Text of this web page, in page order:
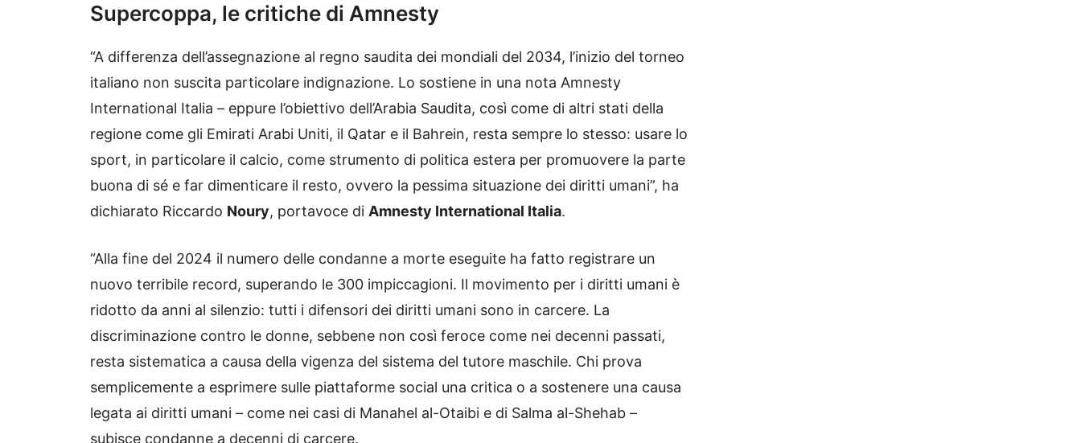
Supercoppa, le critiche di Amnesty
“A differenza dell’assegnazione al regno saudita dei mondiali del 2034, l’inizio del torneo
italiano non suscita particolare indignazione. Lo sostiene in una nota Amnesty
International Italia – eppure l’obiettivo dell’Arabia Saudita, così come di altri stati della
regione come gli Emirati Arabi Uniti, il Qatar e il Bahrein, resta sempre lo stesso: usare lo
sport, in particolare il calcio, come strumento di politica estera per promuovere la parte
buona di sé e far dimenticare il resto, ovvero la pessima situazione dei diritti umani”, ha
dichiarato Riccardo Noury, portavoce di Amnesty International Italia.
“Alla fine del 2024 il numero delle condanne a morte eseguite ha fatto registrare un
nuovo terribile record, superando le 300 impiccagioni. Il movimento per i diritti umani è
ridotto da anni al silenzio: tutti i difensori dei diritti umani sono in carcere. La
discriminazione contro le donne, sebbene non così feroce come nei decenni passati,
resta sistematica a causa della vigenza del sistema del tutore maschile. Chi prova
semplicemente a esprimere sulle piattaforme social una critica o a sostenere una causa
legata ai diritti umani – come nei casi di Manahel al-Otaibi e di Salma al-Shehab –
subisce condanne a decenni di carcere.